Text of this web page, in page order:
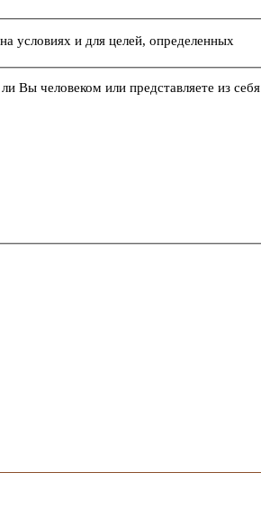
условиях и для целей, определенных
Вы человеком или представляете из себя